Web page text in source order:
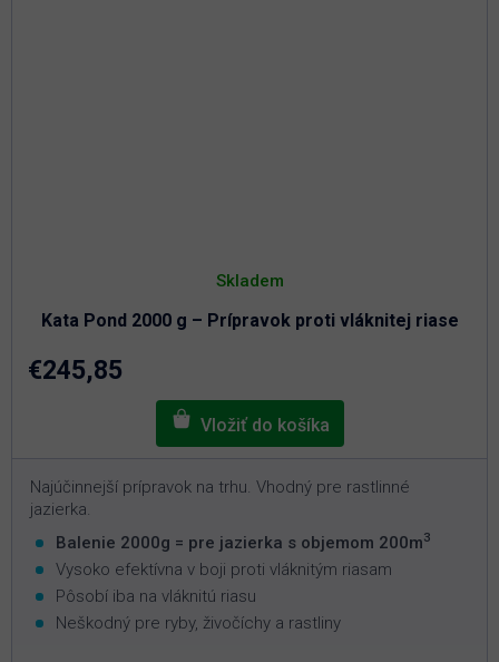
Kata Pond 2000 g – Prípravok proti vláknitej riase
Skladem
€245,85
Najúčinnejší prípravok na trhu. Vhodný pre rastlinné
jazierka.
Balenie 2000g = pre jazierka s objemom 200m3
Vysoko efektívna v boji proti vláknitým riasam
Pôsobí iba na vláknitú riasu
Neškodný pre ryby, živočíchy a rastliny